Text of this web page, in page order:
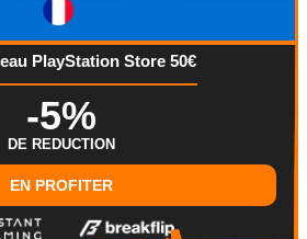
PlayStation Store 50€
-5%
DE REDUCTION
EN PROFITER